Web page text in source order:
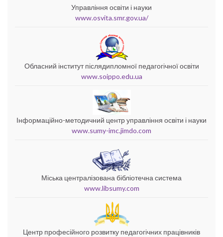
Управління освіти і науки
www.osvita.smr.gov.ua/
Обласний інститут післядипломної педагогічної освіти
www.soippo.edu.ua
Інформаційно-методичний центр управління освіти і науки
www.sumy-imc.jimdo.com
Міська централізована бібліотечна система
www.libsumy.com
Центр професійного розвитку педагогічних працівників